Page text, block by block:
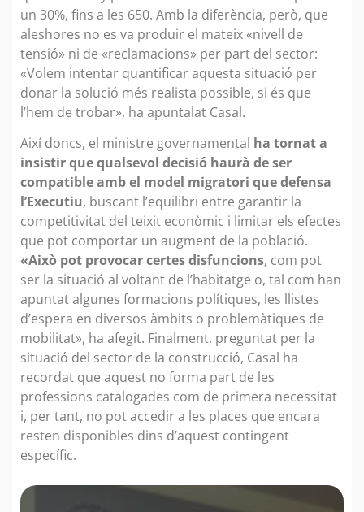
un 30%, fins a les 650. Amb la diferència, però, que
aleshores no es va produir el mateix «nivell de
tensió» ni de «reclamacions» per part del sector:
«Volem intentar quantificar aquesta situació per
donar la solució més realista possible, si és que
l’hem de trobar», ha apuntalat Casal.
Així doncs, el ministre governamental ha tornat a
insistir que qualsevol decisió haurà de ser
compatible amb el model migratori que defensa
l’Executiu, buscant l’equilibri entre garantir la
competitivitat del teixit econòmic i limitar els efectes
que pot comportar un augment de la població.
«Això pot provocar certes disfuncions, com pot
ser la situació al voltant de l’habitatge o, tal com han
apuntat algunes formacions polítiques, les llistes
d’espera en diversos àmbits o problemàtiques de
mobilitat», ha afegit. Finalment, preguntat per la
situació del sector de la construcció, Casal ha
recordat que aquest no forma part de les
professions catalogades com de primera necessitat
i, per tant, no pot accedir a les places que encara
resten disponibles dins d’aquest contingent
específic.